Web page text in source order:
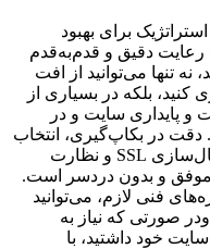
برای بهبود
رعایت دقیق و قدم‌به‌قدم
تنها می‌توانید از افت
بلکه در بسیاری از
و پایداری سایت و در
دقت در بکاپ‌گیری، انتخاب
صحیح سرور، مدیریت صحیح DNS، فعال‌سازی SSL و نظارت
موفق و بدون دردسر است.
فنی لازم، می‌توانید
صورتی که نیاز به
خود داشتید، با